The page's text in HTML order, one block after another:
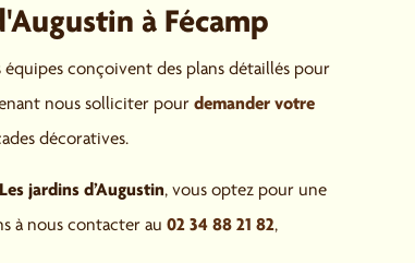
à Fécamp
conçoivent des plans détaillés pour
nous solliciter pour demander votre
décoratives.
Les jardins d’Augustin, vous optez pour une
à nous contacter au 02 34 88 21 82,